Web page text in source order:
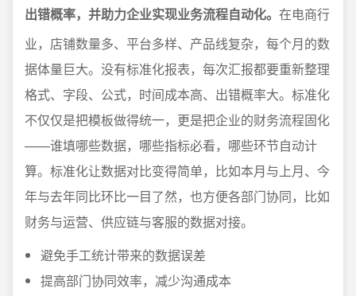
出错概率，并助力企业实现业务流程自动化。 在电商行
业，店铺数量多、平台多样、产品线复杂，每个月的数
据体量巨大。没有标准化报表，每次汇报都要重新整理
格式、字段、公式，时间成本高、出错概率大。标准化
不仅仅是把模板做得统一，更是把企业的财务流程固化
——谁填哪些数据，哪些指标必看，哪些环节自动计
算。标准化让数据对比变得简单，比如本月与上月、今
年与去年同比环比一目了然，也方便各部门协同，比如
财务与运营、供应链与客服的数据对接。
避免手工统计带来的数据误差
提高部门协同效率，减少沟通成本